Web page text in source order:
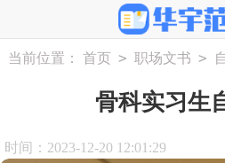
当前位置： 首页 > 职场文书 >
骨科实习生
时间：2023-12-20 12:01:29